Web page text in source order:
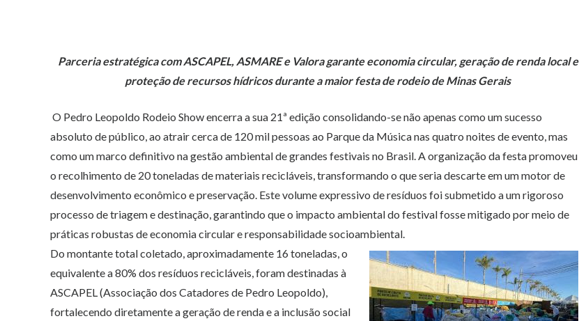
Parceria estratégica com ASCAPEL, ASMARE e Valora garante economia circular, geração de renda local e
proteção de recursos hídricos durante a maior festa de rodeio de Minas Gerais
O Pedro Leopoldo Rodeio Show encerra a sua 21ª edição consolidando-se não apenas como um sucesso
absoluto de público, ao atrair cerca de 120 mil pessoas ao Parque da Música nas quatro noites de evento, mas
como um marco definitivo na gestão ambiental de grandes festivais no Brasil. A organização da festa promoveu
o recolhimento de 20 toneladas de materiais recicláveis, transformando o que seria descarte em um motor de
desenvolvimento econômico e preservação. Este volume expressivo de resíduos foi submetido a um rigoroso
processo de triagem e destinação, garantindo que o impacto ambiental do festival fosse mitigado por meio de
práticas robustas de economia circular e responsabilidade socioambiental.
Do montante total coletado, aproximadamente 16 toneladas, o
equivalente a 80% dos resíduos recicláveis, foram destinadas à
ASCAPEL (Associação dos Catadores de Pedro Leopoldo),
fortalecendo diretamente a geração de renda e a inclusão social